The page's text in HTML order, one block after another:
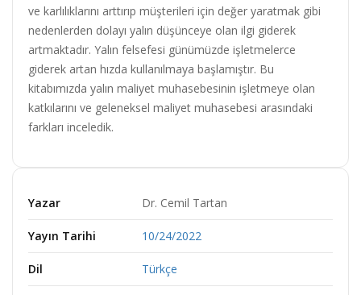
ve karlılıklarını arttırıp müşterileri için değer yaratmak gibi
nedenlerden dolayı yalın düşünceye olan ilgi giderek
artmaktadır. Yalın felsefesi günümüzde işletmelerce
giderek artan hızda kullanılmaya başlamıştır. Bu
kitabımızda yalın maliyet muhasebesinin işletmeye olan
katkılarını ve geleneksel maliyet muhasebesi arasındaki
farkları inceledik.
Yazar Dr. Cemil Tartan
Yayın Tarihi 10/24/2022
Dil Türkçe